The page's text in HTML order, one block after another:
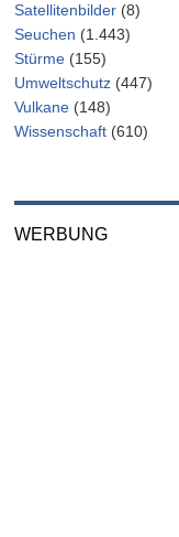
Satellitenbilder (8)
Seuchen (1.443)
Stürme (155)
Umweltschutz (447)
Vulkane (148)
Wissenschaft (610)
WERBUNG